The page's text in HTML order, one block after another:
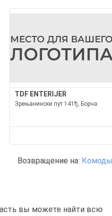
TDF ENTERIJER
Зрењанински пут 141ђ, Борча
Возвращение на: Комоды
вы можете найти всю